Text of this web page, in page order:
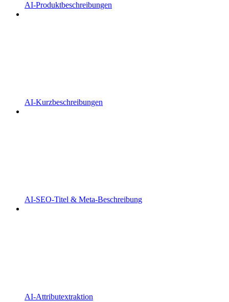
AI-Produktbeschreibungen
AI-Kurzbeschreibungen
AI-SEO-Titel & Meta-Beschreibung
AI-Attributextraktion